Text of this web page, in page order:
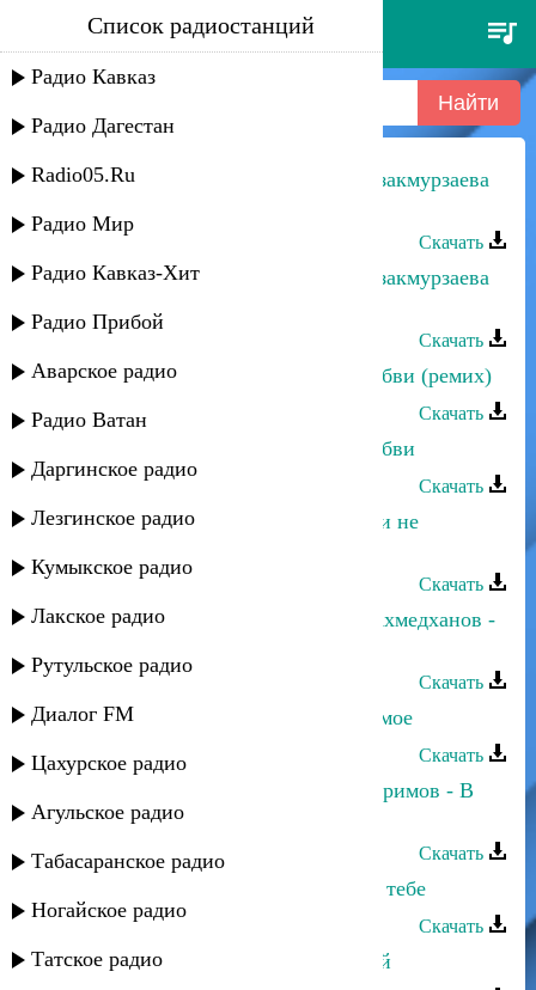
альбина казакмурзаева - глаза
любви
Список радиостанций
Радио Кавказ
Радио Дагестан
Radio05.Ru
Радио Мир
Радио Кавказ-Хит
Радио Прибой
Аварское радио
Радио Ватан
Даргинское радио
Лезгинское радио
Кумыкское радио
Лакское радио
Рутульское радио
Диалог FM
Цахурское радио
Агульское радио
Табасаранское радио
Ногайское радио
Татское радио
Рустам Ахмедханов и Альбина Казакмурзаева
Скачать
Рустам Ахмедханов и Альбина Казакмурзаева
Скачать
Альбина Казакмурзаева - Глаза любви (ремиx)
Скачать
Альбина Казакмурзаева - Глаза любви
Скачать
Альбина Казакмурзаева - От любви не
Скачать
Альбина Салимгереева и Рустам Ахмедханов -
Скачать
Альбина Казакмурзаева - Счастье мое
Скачать
Альбина Салимгереева и Ринат Каримов - В
плену любви
Скачать
Альбина Казакмурзаева - Думаю о тебе
Скачать
Альбина Казакмурзаева - Мой край